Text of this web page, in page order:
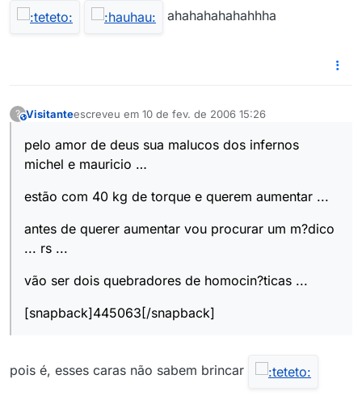
ahahahahahahhha
?This user is from outside of this forum
Visitanteescreveu em 10 de fev. de 2006 15:26
última edição por
pelo amor de deus sua malucos dos infernos
michel e mauricio …
estão com 40 kg de torque e querem aumentar ...
antes de querer aumentar vou procurar um m?dico
... rs ...
vão ser dois quebradores de homocin?ticas ...
[snapback]445063[/snapback]
pois é, esses caras não sabem brincar